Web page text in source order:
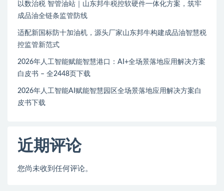
以数治税 智管油站｜山东邦牛税控软硬件一体化方案，筑牢
成品油全链条监管防线
适配新国标防十加油机，源头厂家山东邦牛构建成品油智慧税
控监管新范式
2026年人工智能赋能智慧港口：AI+全场景落地应用解决方案
白皮书 – 全2448页下载
2026年人工智能AI赋能智慧园区全场景落地应用解决方案白
皮书下载
近期评论
您尚未收到任何评论。